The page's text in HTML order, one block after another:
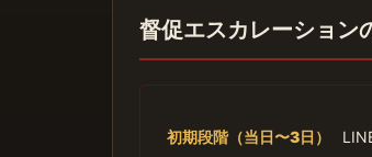
督促エスカレーション
初期段階（当日〜3日）